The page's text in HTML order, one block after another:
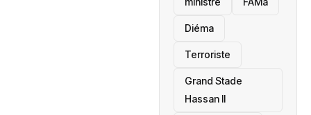
Diéma
Terroriste
Grand Stade
Hassan II